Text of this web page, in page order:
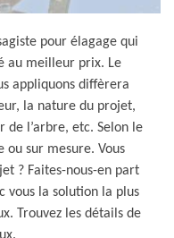
pour élagage qui
au meilleur prix. Le
appliquons diffèrera
la nature du projet,
de l’arbre, etc. Selon le
sur mesure. Vous
? Faites-nous-en part
vous la solution la plus
Trouvez les détails de